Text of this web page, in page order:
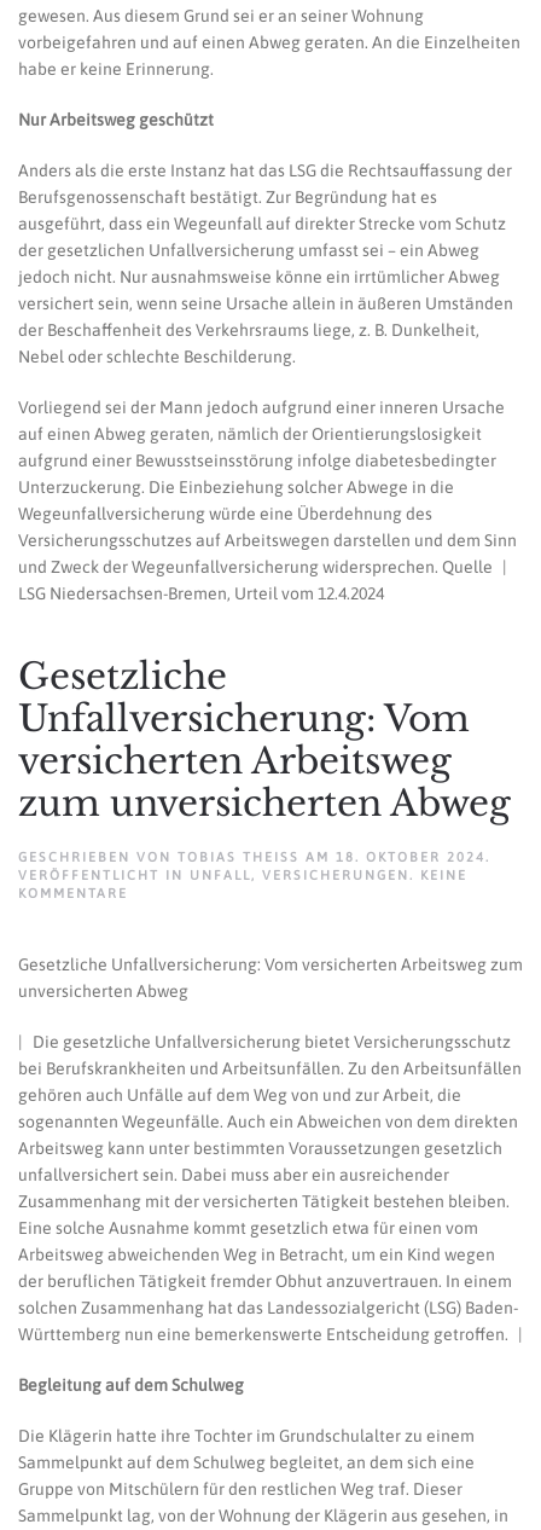
gewesen. Aus diesem Grund sei er an seiner Wohnung
vorbeigefahren und auf einen Abweg geraten. An die Einzelheiten
habe er keine Erinnerung.
Nur Arbeitsweg geschützt
Anders als die erste Instanz hat das LSG die Rechtsauffassung der
Berufsgenossenschaft bestätigt. Zur Begründung hat es
ausgeführt, dass ein Wegeunfall auf direkter Strecke vom Schutz
der gesetzlichen Unfallversicherung umfasst sei – ein Abweg
jedoch nicht. Nur ausnahmsweise könne ein irrtümlicher Abweg
versichert sein, wenn seine Ursache allein in äußeren Umständen
der Beschaffenheit des Verkehrsraums liege, z. B. Dunkelheit,
Nebel oder schlechte Beschilderung.
Vorliegend sei der Mann jedoch aufgrund einer inneren Ursache
auf einen Abweg geraten, nämlich der Orientierungslosigkeit
aufgrund einer Bewusstseinsstörung infolge diabetesbedingter
Unterzuckerung. Die Einbeziehung solcher Abwege in die
Wegeunfallversicherung würde eine Überdehnung des
Versicherungsschutzes auf Arbeitswegen darstellen und dem Sinn
und Zweck der Wegeunfallversicherung widersprechen. Quelle |
LSG Niedersachsen-Bremen, Urteil vom 12.4.2024
Gesetzliche
Unfallversicherung: Vom
versicherten Arbeitsweg
zum unversicherten Abweg
GESCHRIEBEN VON TOBIAS THEISS AM 18. OKTOBER 2024 .
VERÖFFENTLICHT IN UNFALL , VERSICHERUNGEN . KEINE
KOMMENTARE
VERSICHERTEN
ARBEITSWEG
ZUM
ABWEG
Gesetzliche Unfallversicherung: Vom versicherten Arbeitsweg zum
unversicherten Abweg
| Die gesetzliche Unfallversicherung bietet Versicherungsschutz
bei Berufskrankheiten und Arbeitsunfällen. Zu den Arbeitsunfällen
gehören auch Unfälle auf dem Weg von und zur Arbeit, die
sogenannten Wegeunfälle. Auch ein Abweichen von dem direkten
Arbeitsweg kann unter bestimmten Voraussetzungen gesetzlich
unfallversichert sein. Dabei muss aber ein ausreichender
Zusammenhang mit der versicherten Tätigkeit bestehen bleiben.
Eine solche Ausnahme kommt gesetzlich etwa für einen vom
Arbeitsweg abweichenden Weg in Betracht, um ein Kind wegen
der beruflichen Tätigkeit fremder Obhut anzuvertrauen. In einem
solchen Zusammenhang hat das Landessozialgericht (LSG) Baden-
Württemberg nun eine bemerkenswerte Entscheidung getroffen. |
Begleitung auf dem Schulweg
Die Klägerin hatte ihre Tochter im Grundschulalter zu einem
Sammelpunkt auf dem Schulweg begleitet, an dem sich eine
Gruppe von Mitschülern für den restlichen Weg traf. Dieser
Sammelpunkt lag, von der Wohnung der Klägerin aus gesehen, in